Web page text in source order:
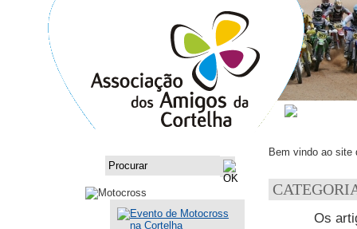
Bem vindo ao site
Os